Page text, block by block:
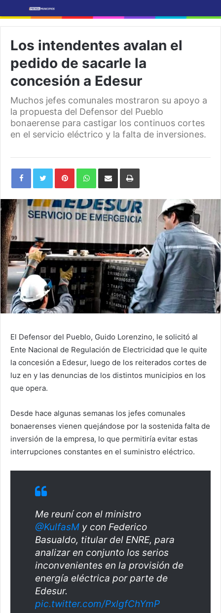
Los intendentes avalan el
pedido de sacarle la
concesión a Edesur
Muchos jefes comunales mostraron su apoyo a
la propuesta del Defensor del Pueblo
bonaerense para castigar los continuos cortes
en el servicio eléctrico y la falta de inversiones.
PinterestWhatsAppShare
Email
Print
El Defensor del Pueblo, Guido Lorenzino, le solicitó al
Ente Nacional de Regulación de Electricidad que le quite
la concesión a Edesur, luego de los reiterados cortes de
luz en y las denuncias de los distintos municipios en los
que opera.
Desde hace algunas semanas los jefes comunales
bonaerenses vienen quejándose por la sostenida falta de
inversión de la empresa, lo que permitiría evitar estas
interrupciones constantes en el suministro eléctrico.
Me reuní con el ministro
@KulfasM y con Federico
Basualdo, titular del ENRE, para
analizar en conjunto los serios
inconvenientes en la provisión de
energía eléctrica por parte de
Edesur.
pic.twitter.com/PxlgfChYmP